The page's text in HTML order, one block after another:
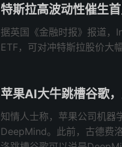
特斯拉高波动性催生
据英国《金融时报》报道
ETF，可对冲特斯拉股价大
苹果AI大牛跳槽谷歌
知情人士称，苹果公司机器
DeepMind。此前，古德费